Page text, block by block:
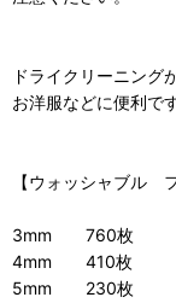
ドライクリーニング
お洋服などに便利です
【ウォッシャブル
3mm 760枚
4mm 410枚
5mm 230枚